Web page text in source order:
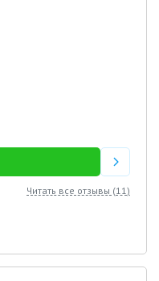
Читать все отзывы (11)